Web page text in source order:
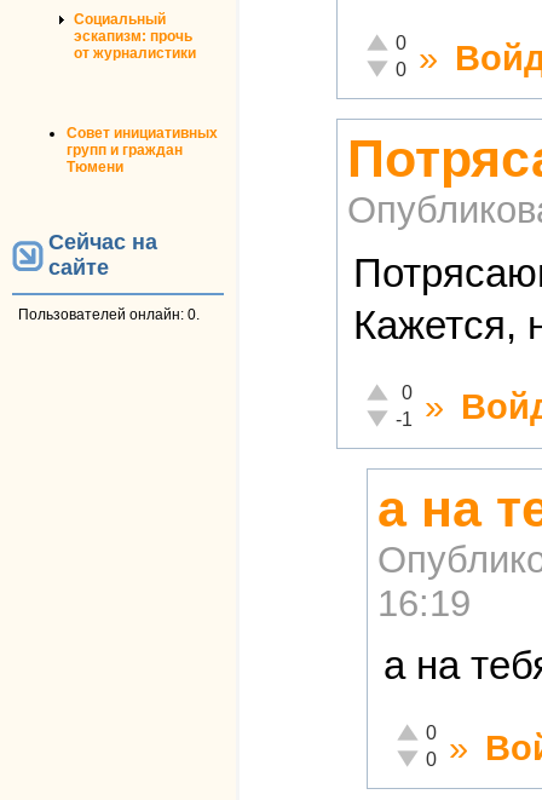
Социальный
эскапизм: прочь
от журналистики
Совет инициативных
групп и граждан
Тюмени
Сейчас на
сайте
Пользователей онлайн: 0.
Отлично!
0
Неадекватно!
0 »
Кажется,
Отлично!
0
Неадекватно!
-1 »
а на
16:19
а на
Отлично!
0
Неадекватно!
0 »